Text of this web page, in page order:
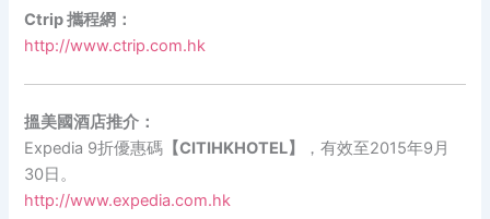
Ctrip 攜程網：
http://www.ctrip.com.hk
搵美國酒店推介：
Expedia 9折優惠碼 【CITIHKHOTEL】
，有效至2015年9月
30日。
http://www.expedia.com.hk